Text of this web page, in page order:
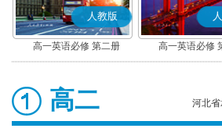
人教版
高一英语必修 第二册 高一英语必修
高二 河北